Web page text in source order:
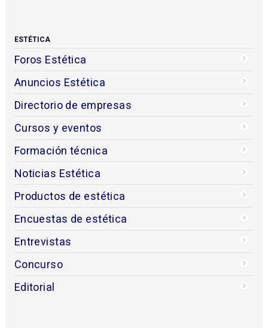
ESTÉTICA
Foros Estética
Anuncios Estética
Directorio de empresas
Cursos y eventos
Formación técnica
Noticias Estética
Productos de estética
Encuestas de estética
Entrevistas
Concurso
Editorial